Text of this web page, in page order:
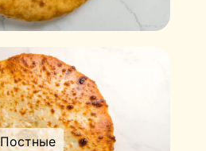
Постные